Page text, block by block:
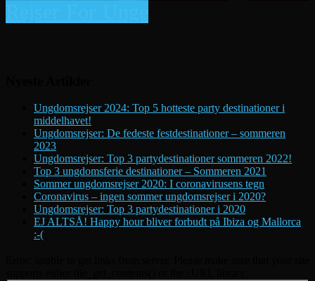
Ungdomsrejser 2024: Top 5 hotteste party destinationer i
middelhavet!
Ungdomsrejser: De fedeste festdestinationer – sommeren
2023
Ungdomsrejser: Top 3 partydestinationer sommeren 2022!
Top 3 ungdomsferie destinationer – Sommeren 2021
Sommer ungdomsrejser 2020: I coronavirusens tegn
Coronavirus – ingen sommer ungdomsrejser i 2020?
Ungdomsrejser: Top 3 partydestinationer i 2020
EJ ALTSÅ! Happy hour bliver forbudt på Ibiza og Mallorca
:-(